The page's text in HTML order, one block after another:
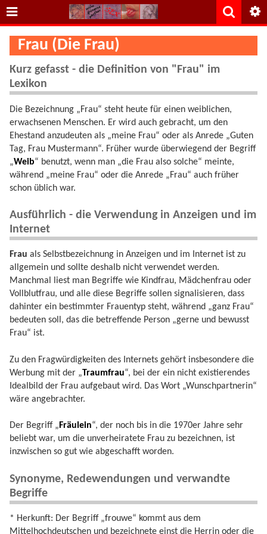
Frau (Die Frau)
Kurz gefasst - die Definition von "Frau" im
Lexikon
Die Bezeichnung „Frau“ steht heute für einen weiblichen,
erwachsenen Menschen. Er wird auch gebracht, um den
Ehestand anzudeuten als „meine Frau“ oder als Anrede „Guten
Tag, Frau Mustermann“. Früher wurde überwiegend der Begriff
„Weib“ benutzt, wenn man „die Frau also solche“ meinte,
während „meine Frau“ oder die Anrede „Frau“ auch früher
schon üblich war.
Ausführlich - die Verwendung in Anzeigen und im
Internet
Frau als Selbstbezeichnung in Anzeigen und im Internet ist zu
allgemein und sollte deshalb nicht verwendet werden.
Manchmal liest man Begriffe wie Kindfrau, Mädchenfrau oder
Vollblutfrau, und alle diese Begriffe sollen signalisieren, dass
dahinter ein bestimmter Frauentyp steht, während „ganz Frau“
bedeuten soll, das die betreffende Person „gerne und bewusst
Frau“ ist.
Zu den Fragwürdigkeiten des Internets gehört insbesondere die
Werbung mit der „Traumfrau“, bei der ein nicht existierendes
Idealbild der Frau aufgebaut wird. Das Wort „Wunschpartnerin“
wäre angebrachter.
Der Begriff „Fräulein“, der noch bis in die 1970er Jahre sehr
beliebt war, um die unverheiratete Frau zu bezeichnen, ist
inzwischen so gut wie abgeschafft worden.
Synonyme, Redewendungen und verwandte
Begriffe
* Herkunft: Der Begriff „frouwe“ kommt aus dem
Mittelhochdeutschen und bezeichnete einst die Herrin oder die